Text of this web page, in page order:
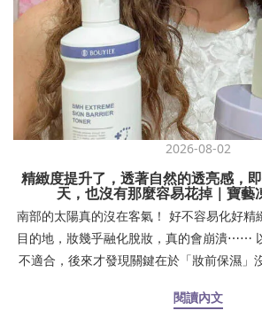
2026-08-02
精緻度提升了，透著自然的透亮感，
天，也沒有那麼容易花掉｜寶藝
南部的太陽真的沒在客氣！ 好不容易化好精
目的地，妝幾乎融化脫妝，真的會崩潰⋯⋯
不適合，後來才發現關鍵在於「妝前保濕」
翼、嘴角開始浮粉卡紋，照鏡子真的好尷尬
閱讀內文